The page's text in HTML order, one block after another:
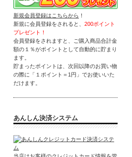
新規会員登録はこちらから ！
新規に会員登録をされると、 200ポイント
プレゼント！
会員登録をされますと、ご購入商品合計金
額の１％がポイントとして自動的に貯まり
ます。
貯まったポイントは、次回以降のお買い物
の際に「１ポイント＝1円」でお使いいた
だけます。
あんしん決済システム